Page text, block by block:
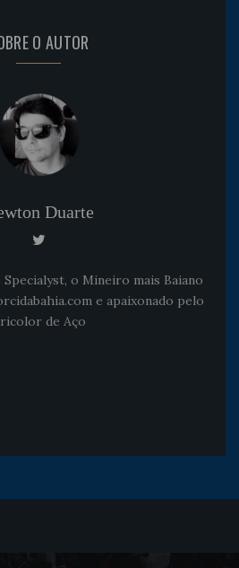
O AUTOR
Duarte
o Mineiro mais Baiano
e apaixonado pelo
de Aço